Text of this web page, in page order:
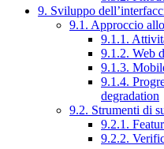
9. Sviluppo
9.1. Approccio
9.1.1.
9.1.2. Web
9.1.3.
9.1.4.
degradation
9.2. Strumenti di
9.2.1.
9.2.2.